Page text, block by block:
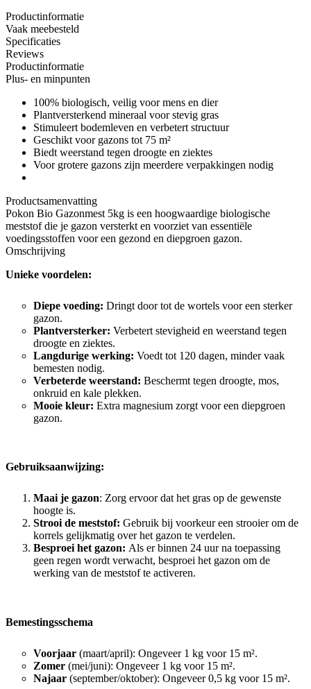
Productinformatie
Vaak meebesteld
Specificaties
Reviews
Productinformatie
Plus- en minpunten
100% biologisch, veilig voor mens en dier
Plantversterkend mineraal voor stevig gras
Stimuleert bodemleven en verbetert structuur
Geschikt voor gazons tot 75 m²
Biedt weerstand tegen droogte en ziektes
Voor grotere gazons zijn meerdere verpakkingen nodig
Productsamenvatting
Pokon Bio Gazonmest 5kg is een hoogwaardige biologische
meststof die je gazon versterkt en voorziet van essentiële
voedingsstoffen voor een gezond en diepgroen gazon.
Omschrijving
Unieke voordelen:
Diepe voeding: Dringt door tot de wortels voor een sterker
gazon.
Plantversterker: Verbetert stevigheid en weerstand tegen
droogte en ziektes.
Langdurige werking: Voedt tot 120 dagen, minder vaak
bemesten nodig.
Verbeterde weerstand: Beschermt tegen droogte, mos,
onkruid en kale plekken.
Mooie kleur: Extra magnesium zorgt voor een diepgroen
gazon.
Gebruiksaanwijzing:
Maai je gazon: Zorg ervoor dat het gras op de gewenste
hoogte is.
Strooi de meststof: Gebruik bij voorkeur een strooier om de
korrels gelijkmatig over het gazon te verdelen.
Besproei het gazon: Als er binnen 24 uur na toepassing
geen regen wordt verwacht, besproei het gazon om de
werking van de meststof te activeren.
Bemestingsschema
Voorjaar (maart/april): Ongeveer 1 kg voor 15 m².
Zomer (mei/juni): Ongeveer 1 kg voor 15 m².
Najaar (september/oktober): Ongeveer 0,5 kg voor 15 m².